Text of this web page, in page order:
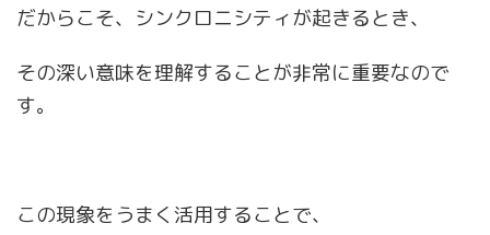
だからこそ、シンクロニシティが起きるとき、
その深い意味を理解することが非常に重要なので
す。
この現象をうまく活用することで、